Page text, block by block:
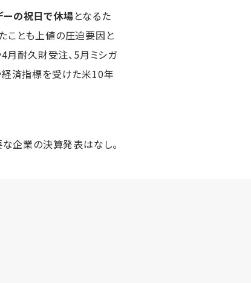
ーの祝日で休場となるた
ことも上値の圧迫要因と
月耐久財受注、5月ミシガ
経済指標を受けた米10年
企業の決算発表はなし。